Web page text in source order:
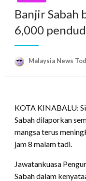
Banjir Sabah
6,000
Malaysia News
KOTA KINABALU:
Sabah dilaporkan
mangsa terus
jam 8 malam tadi.
Jawatankuasa
Sabah dalam